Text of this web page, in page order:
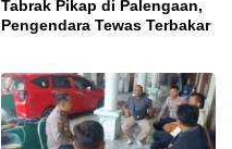
Tabrak Pikap di Palengaan,
Pengendara Tewas Terbakar